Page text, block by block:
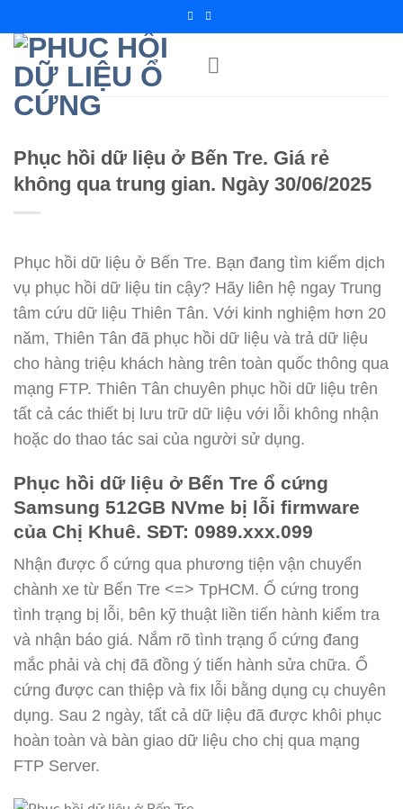
đến
dung
Phục hồi dữ liệu ở Bến Tre. Giá rẻ
không qua trung gian. Ngày 30/06/2025
Phục hồi dữ liệu ở Bến Tre. Bạn đang tìm kiếm dịch
vụ phục hồi dữ liệu tin cậy? Hãy liên hệ ngay Trung
tâm cứu dữ liệu Thiên Tân. Với kinh nghiệm hơn 20
năm, Thiên Tân đã phục hồi dữ liệu và trả dữ liệu
cho hàng triệu khách hàng trên toàn quốc thông qua
mạng FTP. Thiên Tân chuyên phục hồi dữ liệu trên
tất cả các thiết bị lưu trữ dữ liệu với lỗi không nhận
hoặc do thao tác sai của người sử dụng.
Phục hồi dữ liệu ở Bến Tre ổ cứng
Samsung 512GB NVme bị lỗi firmware
của Chị Khuê. SĐT: 0989.xxx.099
Nhận được ổ cứng qua phương tiện vận chuyển
chành xe từ Bến Tre <=> TpHCM. Ổ cứng trong
tình trạng bị lỗi, bên kỹ thuật liền tiến hành kiểm tra
và nhận báo giá. Nắm rõ tình trạng ổ cứng đang
mắc phải và chị đã đồng ý tiến hành sửa chữa. Ổ
cứng được can thiệp và fix lỗi bằng dụng cụ chuyên
dụng. Sau 2 ngày, tất cả dữ liệu đã được khôi phục
hoàn toàn và bàn giao dữ liệu cho chị qua mạng
FTP Server.